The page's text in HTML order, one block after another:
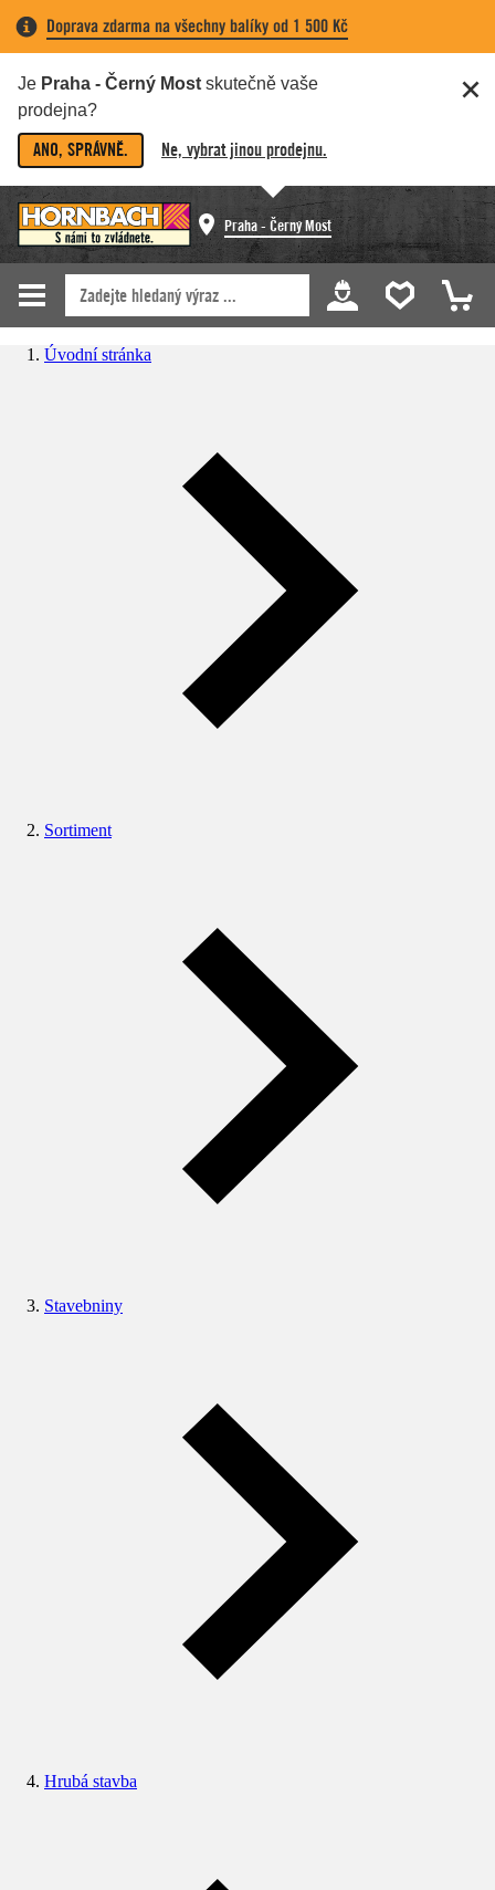
Doprava zdarma na všechny balíky od 1 500 Kč
Je Praha - Černý Most skutečně vaše
prodejna?
ANO, SPRÁVNĚ. Ne, vybrat jinou prodejnu.
Praha - Černý Most
Úvodní stránka
Sortiment
Stavebniny
Hrubá stavba